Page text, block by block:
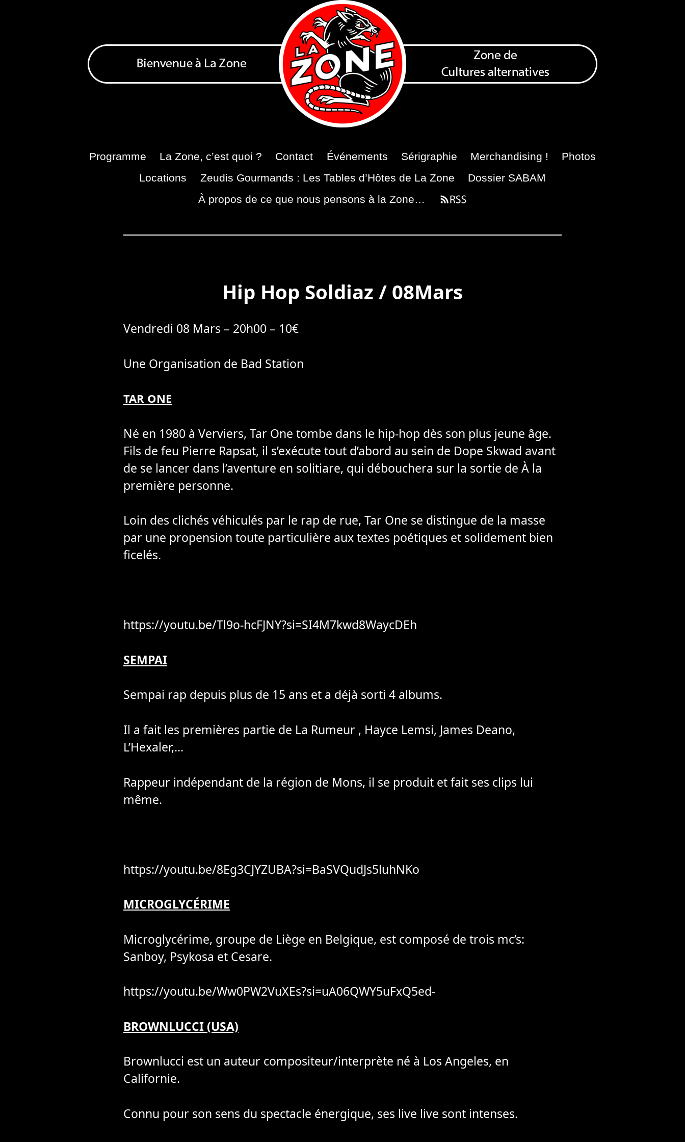
Programme La Zone, c’est quoi ? Contact Événements Sérigraphie Merchandising !
Photos
Locations
Zeudis Gourmands : Les Tables d’Hôtes de La Zone
Dossier SABAM
À propos de ce que nous pensons à la Zone…
Hip Hop Soldiaz / 08Mars
Vendredi 08 Mars – 20h00 – 10€
Une Organisation de Bad Station
TAR ONE
Né en 1980 à Verviers, Tar One tombe dans le hip-hop dès son plus jeune âge.
Fils de feu Pierre Rapsat, il s’exécute tout d’abord au sein de Dope Skwad avant
de se lancer dans l’aventure en solitiare, qui débouchera sur la sortie de À la
première personne.
Loin des clichés véhiculés par le rap de rue, Tar One se distingue de la masse
par une propension toute particulière aux textes poétiques et solidement bien
ficelés.
https://youtu.be/Tl9o-hcFJNY?si=SI4M7kwd8WaycDEh
SEMPAI
Sempai rap depuis plus de 15 ans et a déjà sorti 4 albums.
Il a fait les premières partie de La Rumeur , Hayce Lemsi, James Deano,
L’Hexaler,…
Rappeur indépendant de la région de Mons, il se produit et fait ses clips lui
même.
https://youtu.be/8Eg3CJYZUBA?si=BaSVQudJs5luhNKo
MICROGLYCÉRIME
Microglycérime, groupe de Liège en Belgique, est composé de trois mc’s:
Sanboy, Psykosa et Cesare.
https://youtu.be/Ww0PW2VuXEs?si=uA06QWY5uFxQ5ed-
BROWNLUCCI (USA)
Brownlucci est un auteur compositeur/interprète né à Los Angeles, en
Californie.
Connu pour son sens du spectacle énergique, ses live live sont intenses.